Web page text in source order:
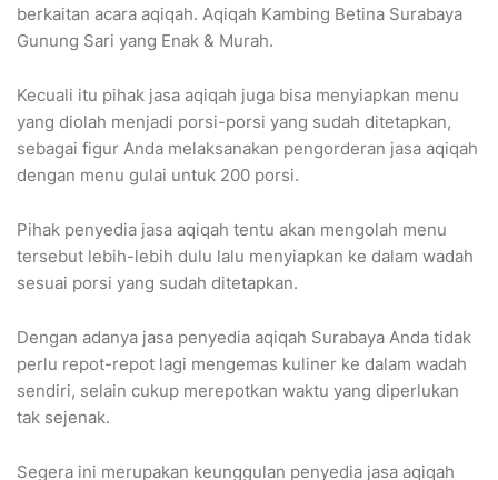
berkaitan acara aqiqah. Aqiqah Kambing Betina Surabaya
Gunung Sari yang Enak & Murah.
Kecuali itu pihak jasa aqiqah juga bisa menyiapkan menu
yang diolah menjadi porsi-porsi yang sudah ditetapkan,
sebagai figur Anda melaksanakan pengorderan jasa aqiqah
dengan menu gulai untuk 200 porsi.
Pihak penyedia jasa aqiqah tentu akan mengolah menu
tersebut lebih-lebih dulu lalu menyiapkan ke dalam wadah
sesuai porsi yang sudah ditetapkan.
Dengan adanya jasa penyedia aqiqah Surabaya Anda tidak
perlu repot-repot lagi mengemas kuliner ke dalam wadah
sendiri, selain cukup merepotkan waktu yang diperlukan
tak sejenak.
Segera ini merupakan keunggulan penyedia jasa aqiqah